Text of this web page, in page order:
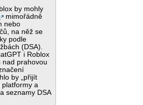
by mohly
mimořádně
nebo
na něž se
podle
(DSA).
i Roblox
nad prahovou
by „přijít
platformy a
seznamy DSA